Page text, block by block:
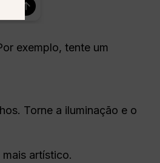
exemplo, tente um
Torne a iluminação e o
artístico.